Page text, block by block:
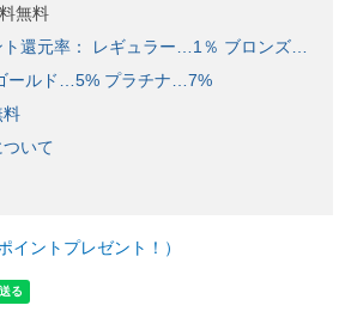
無料
ト還元率： レギュラー…1％ ブロンズ…
ールド…5% プラチナ…7%
料
いて
イントプレゼント！）